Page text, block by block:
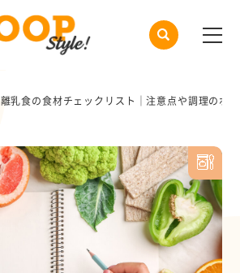
離乳食の食材チェックリスト｜注意点や調理のポ